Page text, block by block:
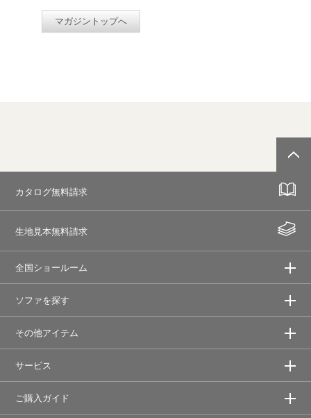
マガジントップへ
カタログ無料請求
生地見本無料請求
全国ショールーム
ソファを探す
その他アイテム
サービス
ご購入ガイド